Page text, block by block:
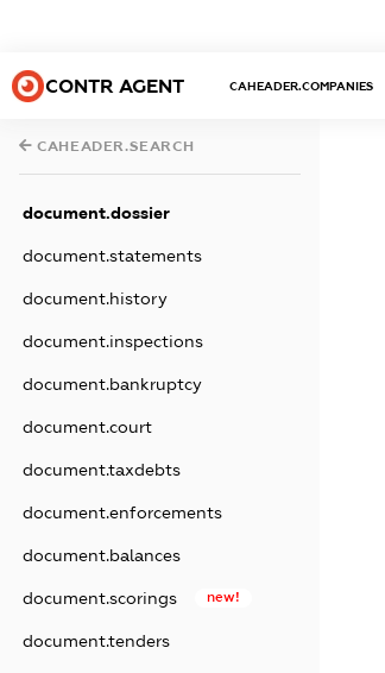
CONTR AGENT CAHEADER.COMPANIES
CAHEADER.SEARCH
document.dossier
document.statements
document.history
document.inspections
document.bankruptcy
document.court
document.taxdebts
document.enforcements
document.balances
document.scorings new!
document.tenders